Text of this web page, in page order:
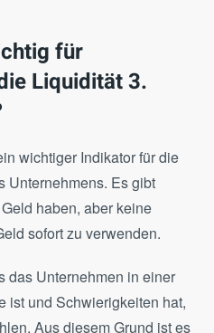
für
Liquidität 3.
wichtiger Indikator für die
Unternehmens. Es gibt
haben, aber keine
sofort zu verwenden.
das Unternehmen in einer
ist und Schwierigkeiten hat,
Aus diesem Grund ist es